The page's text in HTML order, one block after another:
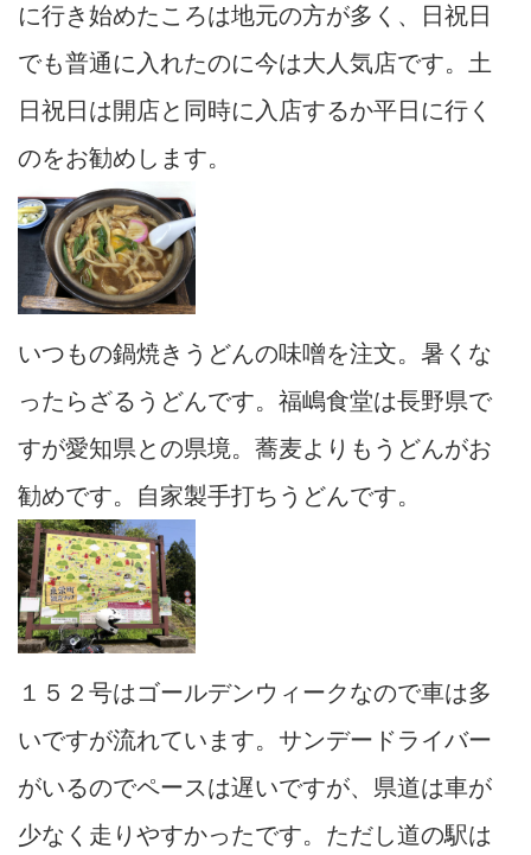
に行き始めたころは地元の方が多く、日祝日
でも普通に入れたのに今は大人気店です。土
日祝日は開店と同時に入店するか平日に行く
のをお勧めします。
いつもの鍋焼きうどんの味噌を注文。暑くな
ったらざるうどんです。福嶋食堂は長野県で
すが愛知県との県境。蕎麦よりもうどんがお
勧めです。自家製手打ちうどんです。
１５２号はゴールデンウィークなので車は多
いですが流れています。サンデードライバー
がいるのでペースは遅いですが、県道は車が
少なく走りやすかったです。ただし道の駅は